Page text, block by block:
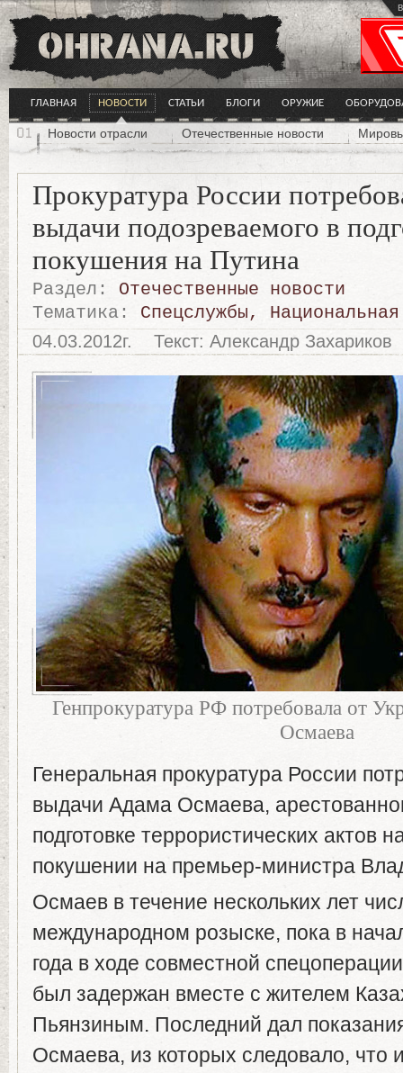
ГЛАВНАЯ НОВОСТИ СТАТЬИ БЛОГИ ОРУЖИЕ
Новости отрасли Отечественные новости
Прокуратура России
выдачи подозреваемого в
покушения на Путина
Раздел:
Отечественные новости
Тематика:
Спецслужбы,
04.03.2012г. Текст: Александр Захариков
Генпрокуратура РФ потребовала от
Осмаева
Генеральная прокуратура России
выдачи Адама Осмаева,
подготовке террористических актов
покушении на премьер-министра
Осмаев в течение нескольких лет
международном розыске, пока в
года в ходе совместной
был задержан вместе с жителем
Пьянзиным. Последний дал
Осмаева, из которых следовало, что